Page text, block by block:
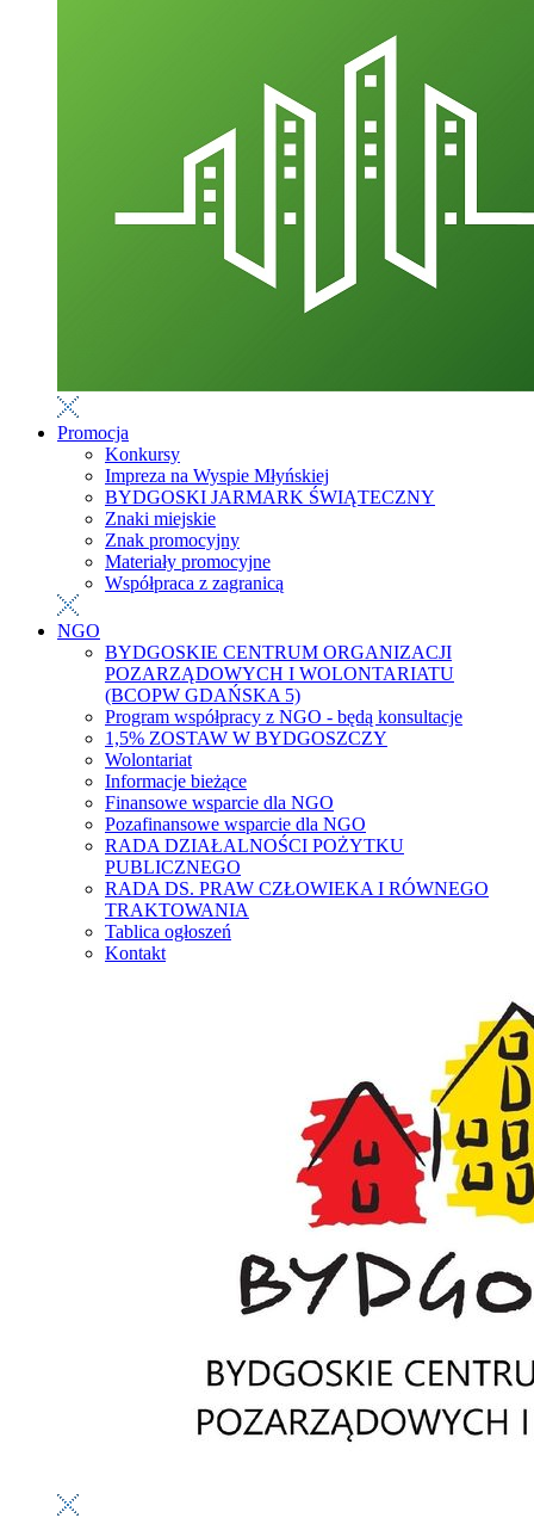
Promocja
Konkursy
Impreza na Wyspie Młyńskiej
BYDGOSKI JARMARK ŚWIĄTECZNY
Znaki miejskie
Znak promocyjny
Materiały promocyjne
Współpraca z zagranicą
NGO
BYDGOSKIE CENTRUM ORGANIZACJI
POZARZĄDOWYCH I WOLONTARIATU
(BCOPW GDAŃSKA 5)
Program współpracy z NGO - będą konsultacje
1,5% ZOSTAW W BYDGOSZCZY
Wolontariat
Informacje bieżące
Finansowe wsparcie dla NGO
Pozafinansowe wsparcie dla NGO
RADA DZIAŁALNOŚCI POŻYTKU
PUBLICZNEGO
RADA DS. PRAW CZŁOWIEKA I RÓWNEGO
TRAKTOWANIA
Tablica ogłoszeń
Kontakt